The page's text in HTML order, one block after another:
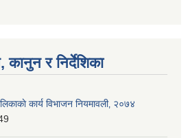
कानुन र निर्देशिका
कार्य विभाजन नियमावली‚ २०७४